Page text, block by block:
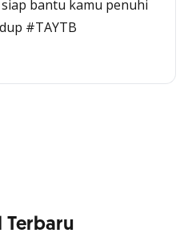
bantu kamu penuhi
#TAYTB
Ada